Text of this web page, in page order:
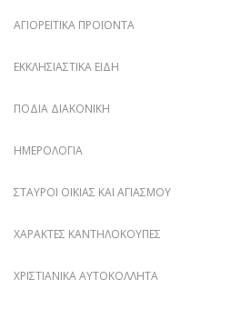
ΑΓΙΟΡΕΊΤΙΚΑ ΠΡΟΪΌΝΤΑ
ΕΚΚΛΗΣΙΑΣΤΙΚΆ ΕΊΔΗ
ΠΟΔΙΆ ΔΙΑΚΟΝΙΚΉ
ΗΜΕΡΟΛΌΓΙΑ
ΣΤΑΥΡΟΊ ΟΙΚΊΑΣ ΚΑΙ ΑΓΙΑΣΜΟΎ
ΧΑΡΑΚΤΈΣ ΚΑΝΤΗΛΌΚΟΥΠΕΣ
ΧΡΙΣΤΙΑΝΙΚΆ ΑΥΤΟΚΌΛΛΗΤΑ